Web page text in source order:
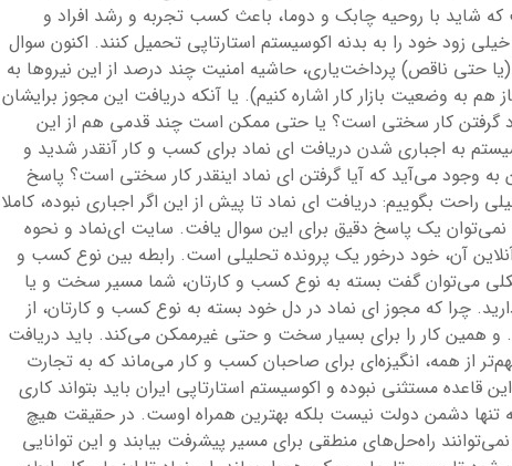
شاید با روحیه چابک و دوما، باعث کسب تجربه و رشد افراد و
زود خود را به بدنه اکوسیستم استارتاپی تحمیل کنند. اکنون سوال
حتی ناقص) پرداخت‌یاری، حاشیه امنیت چند درصد از این نیروها به
هم به وضعیت بازار کار اشاره کنیم). یا آنکه دریافت این مجوز برایشان
گرفتن کار سختی است؟ یا حتی ممکن است چند قدمی هم از این
به اجباری شدن دریافت ای نماد برای کسب و کار آنقدر شدید و
وجود می‌آید که آیا گرفتن ای نماد اینقدر کار سختی است؟ پاسخ
راحت بگوییم: دریافت ای نماد تا پیش از این اگر اجباری نبوده، کاملا
نمی‌توان یک پاسخ دقیق برای این سوال یافت. سایت ای‌نماد و نحوه
آن، خود درخور یک پرونده تحلیلی است. رابطه بین نوع کسب و
می‌توان گفت بسته به نوع کسب و کارتان، شما مسیر سخت و یا
چرا که مجوز ای نماد در دل خود بسته به نوع کسب و کارتان، از
همین کار را برای بسیار سخت و حتی غیرممکن می‌کند. باید دریافت
از همه، انگیزه‌ای برای صاحبان کسب و کار می‌ماند که به تجارت
قاعده مستثنی نبوده و اکوسیستم استارتاپی ایران باید بتواند کاری
تنها دشمن دولت نیست بلکه بهترین همراه اوست. در حقیقت هیچ
راه‌حل‌های منطقی برای مسیر پیشرفت بیابند و این توانایی